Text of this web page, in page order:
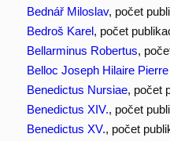
Bednář Miloslav, počet
Bedroš Karel, počet
Bellarminus Robertus,
Belloc Joseph Hilaire
Benedictus Nursiae, počet
Benedictus XIV., počet
Benedictus XV., počet